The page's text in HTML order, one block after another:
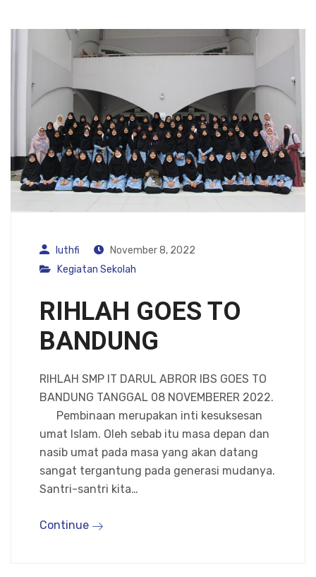
luthfi
November 8, 2022
Kegiatan Sekolah
RIHLAH GOES TO
BANDUNG
RIHLAH SMP IT DARUL ABROR IBS GOES TO
BANDUNG TANGGAL 08 NOVEMBERER 2022.
Pembinaan merupakan inti kesuksesan
umat Islam. Oleh sebab itu masa depan dan
nasib umat pada masa yang akan datang
sangat tergantung pada generasi mudanya.
Santri-santri kita…
Continue